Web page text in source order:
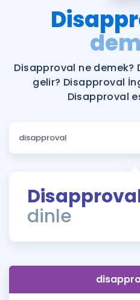
Şifremi
Katılımcı Görüşleri
Faydalı Araçlar
Ücretsiz Kaynaklar
Puan Hesaplama
ÖSYM Sınav Takvimi
Kampanyalar
İngilizce Gramer
Disapproval ne
gelir? Disapproval
Disapproval
dinle